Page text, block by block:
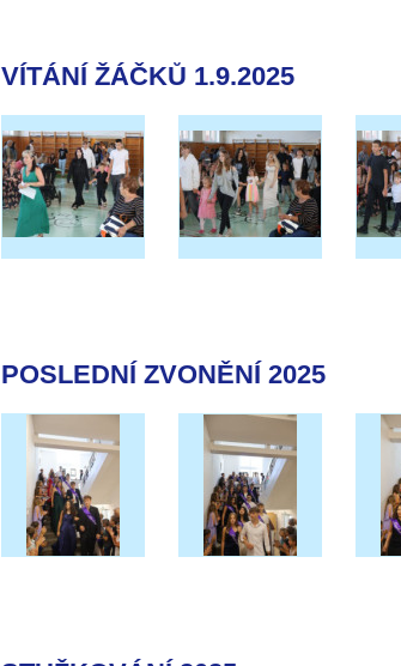
VÍTÁNÍ ŽÁČKŮ 1.9.2025
POSLEDNÍ ZVONĚNÍ 2025